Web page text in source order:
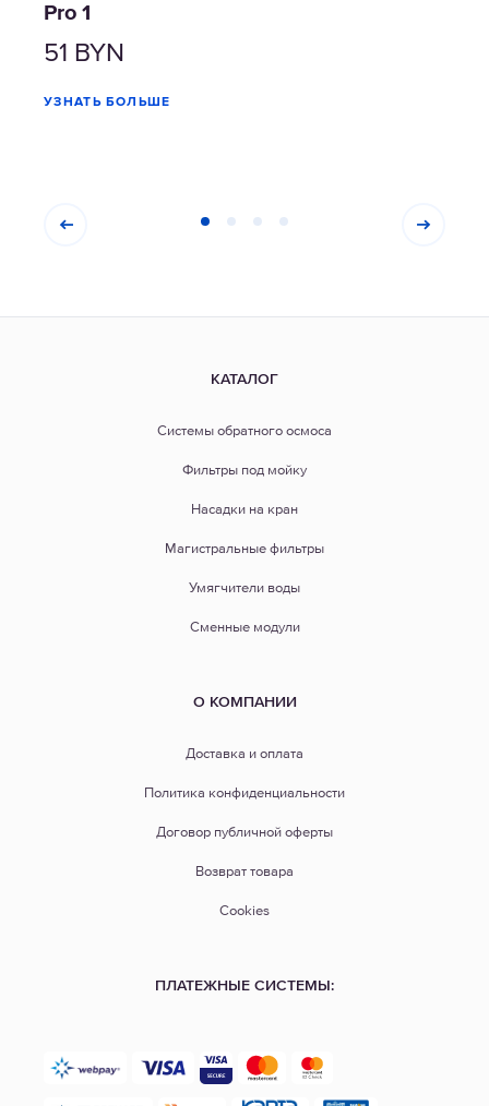
Pro 1
51 BYN
УЗНАТЬ БОЛЬШЕ
КАТАЛОГ
Системы обратного осмоса
Фильтры под мойку
Насадки на кран
Магистральные фильтры
Умягчители воды
Сменные модули
О КОМПАНИИ
Доставка и оплата
Политика конфиденциальности
Договор публичной оферты
Возврат товара
Cookies
ПЛАТЕЖНЫЕ СИСТЕМЫ: